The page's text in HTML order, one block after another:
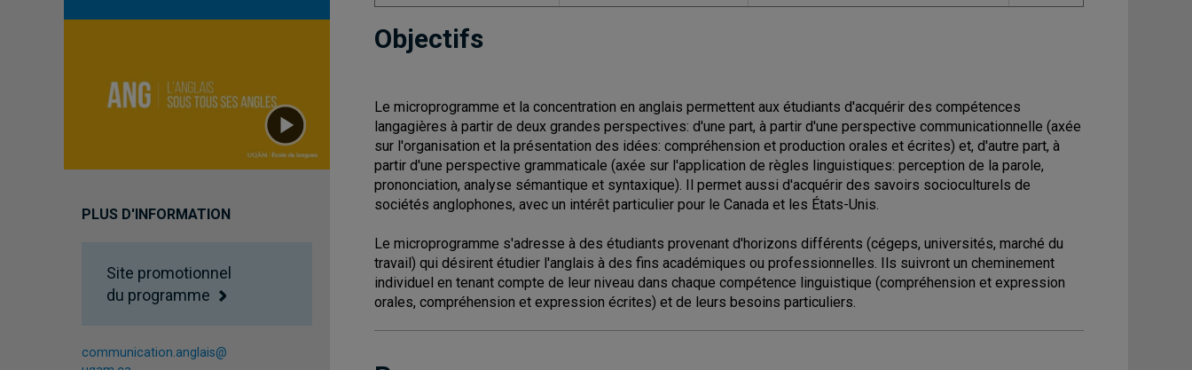
PLUS D'INFORMATION
Site promotionnel
du programme
communication.anglais@
Objectifs
Le microprogramme et la concentration en anglais permettent aux étudiants d'acquérir des compétences
langagières à partir de deux grandes perspectives: d'une part, à partir d'une perspective communicationnelle (axée
sur l'organisation et la présentation des idées: compréhension et production orales et écrites) et, d'autre part, à
partir d'une perspective grammaticale (axée sur l'application de règles linguistiques: perception de la parole,
prononciation, analyse sémantique et syntaxique). Il permet aussi d'acquérir des savoirs socioculturels de
sociétés anglophones, avec un intérêt particulier pour le Canada et les États-Unis.
Le microprogramme s'adresse à des étudiants provenant d'horizons différents (cégeps, universités, marché du
travail) qui désirent étudier l'anglais à des fins académiques ou professionnelles. Ils suivront un cheminement
individuel en tenant compte de leur niveau dans chaque compétence linguistique (compréhension et expression
orales, compréhension et expression écrites) et de leurs besoins particuliers.